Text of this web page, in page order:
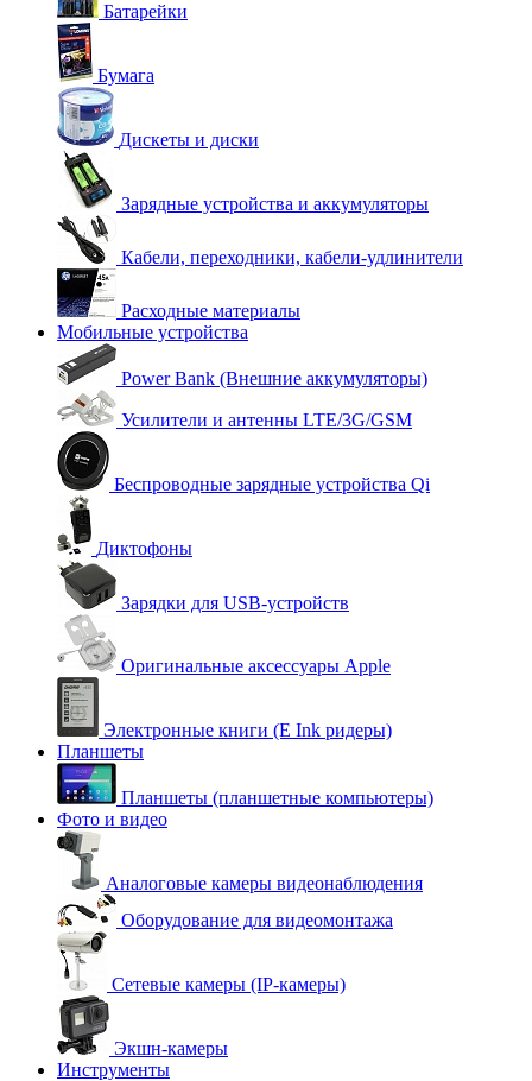
Батарейки
Бумага
Дискеты и диски
Зарядные устройства и аккумуляторы
Кабели, переходники, кабели-удлинители
Расходные материалы
Мобильные устройства
Power Bank (Внешние аккумуляторы)
Усилители и антенны LTE/3G/GSM
Беспроводные зарядные устройства Qi
Диктофоны
Зарядки для USB-устройств
Оригинальные аксессуары Apple
Электронные книги (E Ink ридеры)
Планшеты
Планшеты (планшетные компьютеры)
Фото и видео
Аналоговые камеры видеонаблюдения
Оборудование для видеомонтажа
Сетевые камеры (IP-камеры)
Экшн-камеры
Инструменты